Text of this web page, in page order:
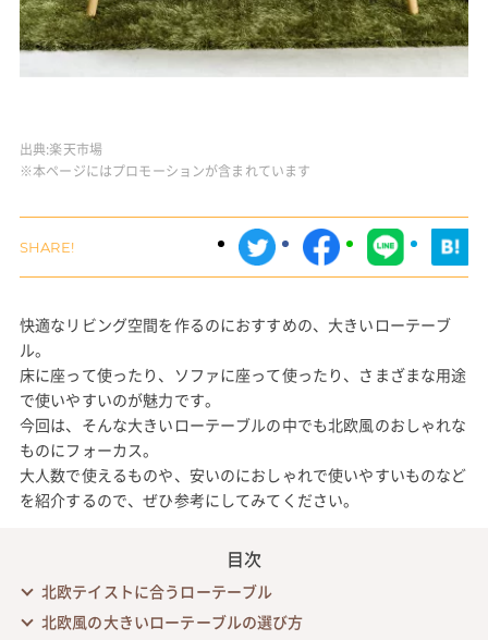
出典:楽天市場
※本ページにはプロモーションが含まれています
快適なリビング空間を作るのにおすすめの、大きいローテーブ
ル。
床に座って使ったり、ソファに座って使ったり、さまざまな用途
で使いやすいのが魅力です。
今回は、そんな大きいローテーブルの中でも北欧風のおしゃれな
ものにフォーカス。
大人数で使えるものや、安いのにおしゃれで使いやすいものなど
を紹介するので、ぜひ参考にしてみてください。
目次
北欧テイストに合うローテーブル
北欧風の大きいローテーブルの選び方